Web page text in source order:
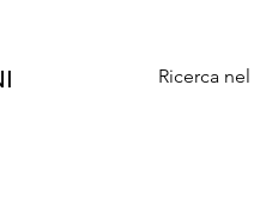
Ricerca